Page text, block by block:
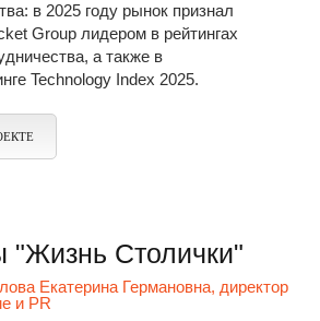
в 2025 году рынок признал
Group лидером в рейтингах
а также в
Technology Index 2025.
"Жизнь Столички"
Екатерина Германовна, директор
и PR